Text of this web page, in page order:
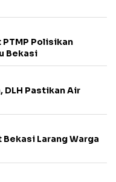
Polisikan
Bekasi
DLH Pastikan Air
Larang Warga